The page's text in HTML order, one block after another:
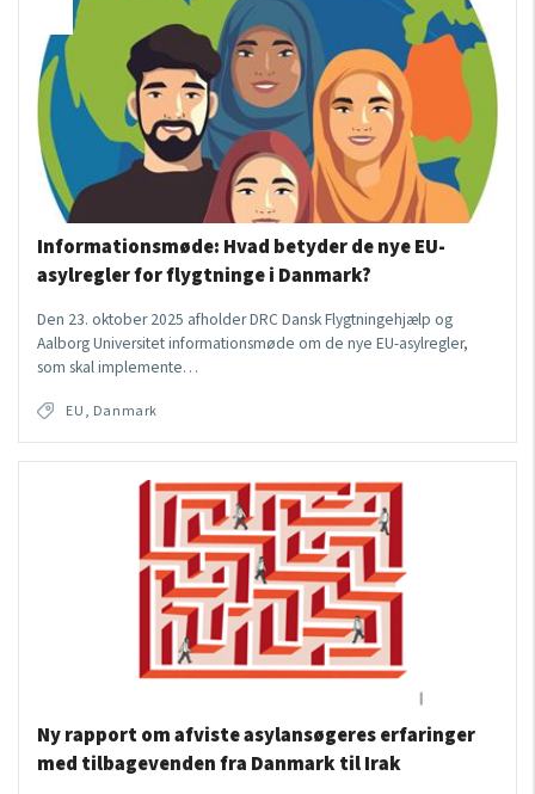
Informationsmøde: Hvad betyder de nye EU-
asylregler for flygtninge i Danmark?
Den 23. oktober 2025 afholder DRC Dansk Flygtningehjælp og
Aalborg Universitet informationsmøde om de nye EU-asylregler,
som skal implemente…
EU, Danmark
Ny rapport om afviste asylansøgeres erfaringer
med tilbagevenden fra Danmark til Irak